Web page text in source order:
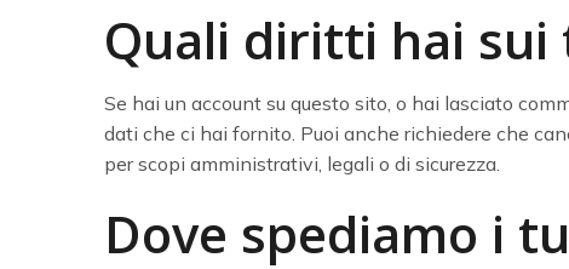
Quali diritti hai sui
Se hai un account su questo sito, o hai lasciato
dati che ci hai fornito. Puoi anche richiedere che
per scopi amministrativi, legali o di sicurezza.
Dove spediamo i